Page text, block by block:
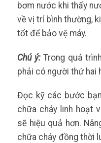
bơm nước khi thấy
về vị trí bình thường,
tốt để bảo vệ máy.
Chú ý:Trong quá
phải có người thứ hai
Đọc kỹ các bước
chữa cháy linh hoạt
sẽ hiệu quả hơn.
chữa cháy đồng thời